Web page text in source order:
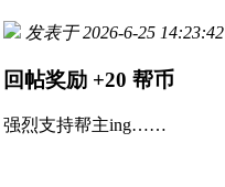
发表于 2026-6-25 14:23:42
回帖奖励 +20 帮币
强烈支持帮主ing……